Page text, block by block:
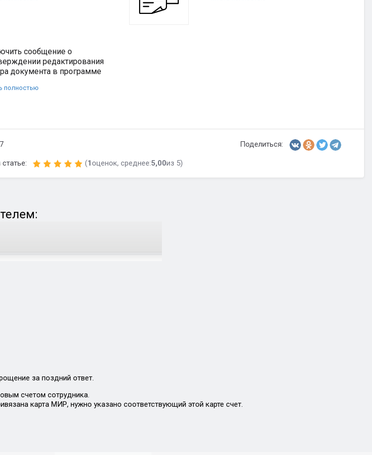
сообщение о
редактирования
документа в программе
полностью
Поделиться:
(1оценок, среднее:5,00из 5)
за поздний ответ.
счетом сотрудника.
карта МИР, нужно указано соответствующий этой карте счет.